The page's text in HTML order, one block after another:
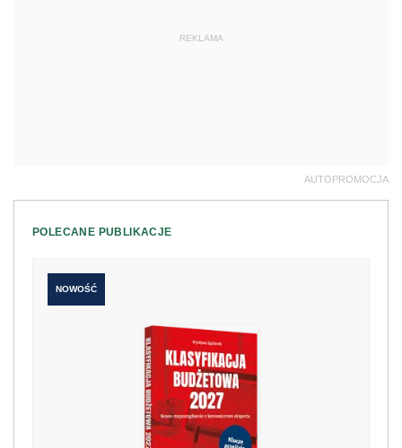
REKLAMA
AUTOPROMOCJA
POLECANE PUBLIKACJE
NOWOŚĆ